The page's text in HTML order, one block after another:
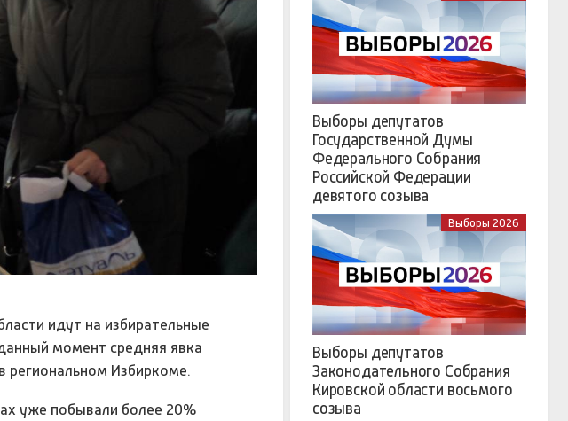
идут на избирательные
момент средняя явка
региональном Избиркоме.
уже побывали более 20%
Выборы депутатов
Государственной Думы
Федерального Собрания
Российской Федерации
девятого созыва
Выборы 2026
Выборы депутатов
Законодательного Собрания
Кировской области восьмого
созыва